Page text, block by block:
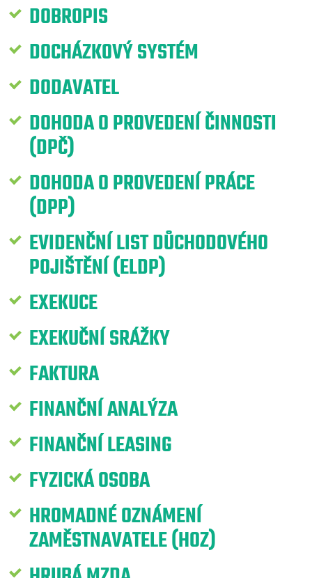
DOBROPIS
DOCHÁZKOVÝ SYSTÉM
DODAVATEL
DOHODA O PROVEDENÍ ČINNOSTI
(DPČ)
DOHODA O PROVEDENÍ PRÁCE
(DPP)
EVIDENČNÍ LIST DŮCHODOVÉHO
POJIŠTĚNÍ (ELDP)
EXEKUCE
EXEKUČNÍ SRÁŽKY
FAKTURA
FINANČNÍ ANALÝZA
FINANČNÍ LEASING
FYZICKÁ OSOBA
HROMADNÉ OZNÁMENÍ
ZAMĚSTNAVATELE (HOZ)